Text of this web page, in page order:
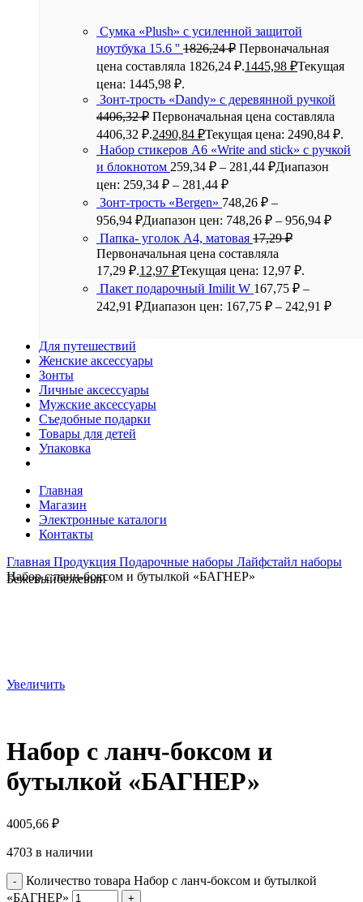
Сумка «Plush» c усиленной защитой
ноутбука 15.6 '' 1826,24₽ Первоначальная
цена составляла 1826,24 ₽.1445,98 ₽Текущая
цена: 1445,98 ₽.
Зонт-трость «Dandy» с деревянной ручкой
4406,32₽ Первоначальная цена составляла
4406,32 ₽.2490,84 ₽Текущая цена: 2490,84 ₽.
Набор стикеров А6 «Write and stick» с ручкой
и блокнотом 259,34 ₽ – 281,44 ₽Диапазон
цен: 259,34 ₽ – 281,44 ₽
Зонт-трость «Bergen» 748,26 ₽ –
956,94 ₽Диапазон цен: 748,26 ₽ – 956,94 ₽
Папка- уголок А4, матовая 17,29₽
Первоначальная цена составляла
17,29 ₽.12,97 ₽Текущая цена: 12,97 ₽.
Пакет подарочный Imilit W 167,75 ₽ –
242,91 ₽Диапазон цен: 167,75 ₽ – 242,91 ₽
Для путешествий
Женские аксессуары
Зонты
Личные аксессуары
Мужские аксессуары
Съедобные подарки
Товары для детей
Упаковка
Главная
Магазин
Электронные каталоги
Контакты
Главная Продукция Подарочные наборы Лайфстайл наборы
Набор с ланч-боксом и бутылкой «БАГНЕР»
Бежевыйбежевый
Увеличить
Набор с ланч-боксом и
бутылкой «БАГНЕР»
4005,66 ₽
4703 в наличии
Количество товара Набор с ланч-боксом и бутылкой
«БАГНЕР»